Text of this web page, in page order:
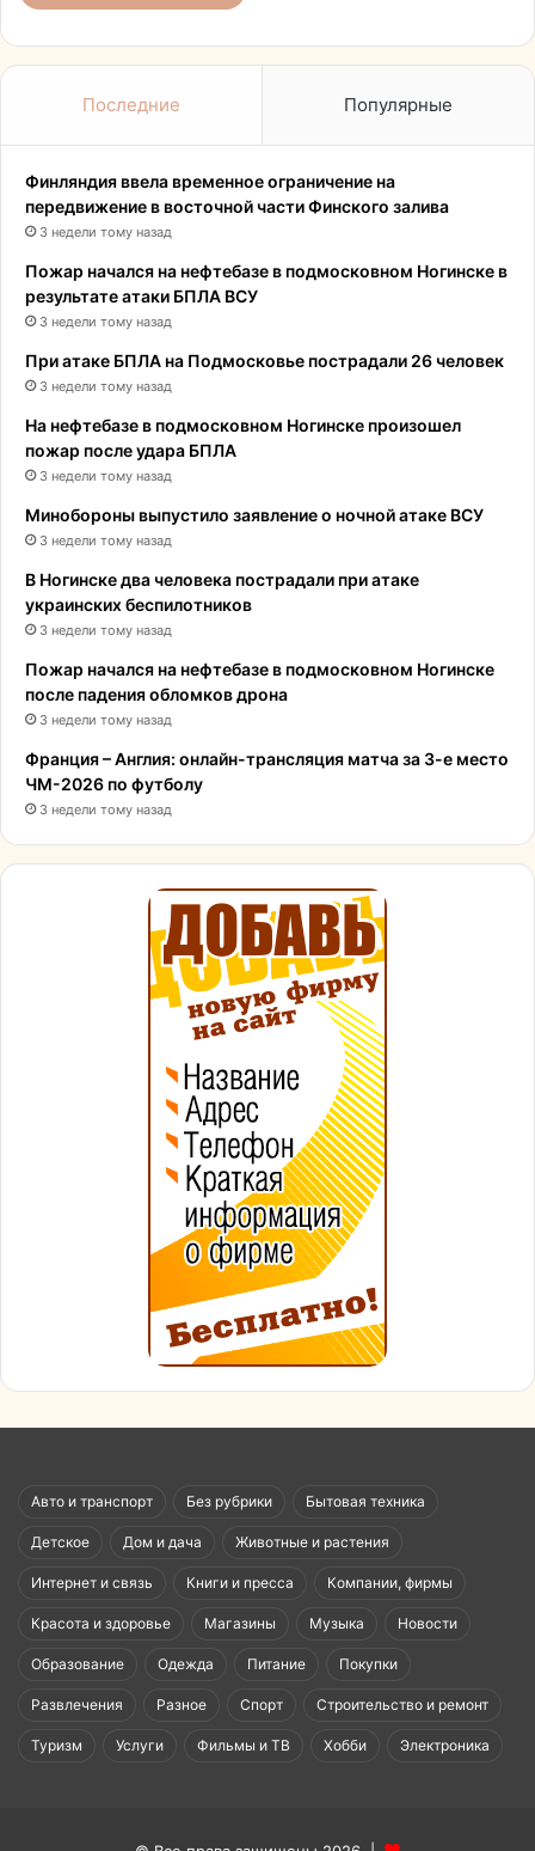
Последние Популярные
Финляндия ввела временное ограничение на
передвижение в восточной части Финского залива
3 недели тому назад
Пожар начался на нефтебазе в подмосковном Ногинске в
результате атаки БПЛА ВСУ
3 недели тому назад
При атаке БПЛА на Подмосковье пострадали 26 человек
3 недели тому назад
На нефтебазе в подмосковном Ногинске произошел
пожар после удара БПЛА
3 недели тому назад
Минобороны выпустило заявление о ночной атаке ВСУ
3 недели тому назад
В Ногинске два человека пострадали при атаке
украинских беспилотников
3 недели тому назад
Пожар начался на нефтебазе в подмосковном Ногинске
после падения обломков дрона
3 недели тому назад
Франция – Англия: онлайн-трансляция матча за 3-е место
ЧМ-2026 по футболу
3 недели тому назад
Авто и транспорт Без рубрики Бытовая техника
Детское Дом и дача Животные и растения
Интернет и связь Книги и пресса Компании, фирмы
Красота и здоровье Магазины Музыка Новости
Образование Одежда Питание Покупки
Развлечения Разное Спорт Строительство и ремонт
Туризм Услуги Фильмы и ТВ Хобби Электроника